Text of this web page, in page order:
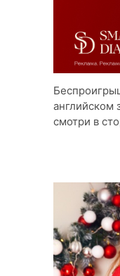
английском
смотри в